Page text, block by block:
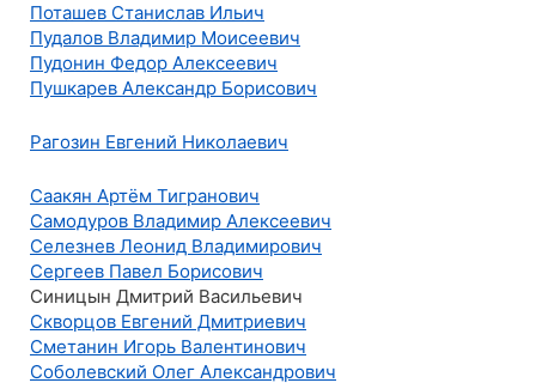
Поташев Станислав Ильич
Пудалов Владимир Моисеевич
Пудонин Федор Алексеевич
Пушкарев Александр Борисович
Рагозин Евгений Николаевич
Саакян Артём Тигранович
Самодуров Владимир Алексеевич
Селезнев Леонид Владимирович
Сергеев Павел Борисович
Синицын Дмитрий Васильевич
Скворцов Евгений Дмитриевич
Сметанин Игорь Валентинович
Соболевский Олег Александрович